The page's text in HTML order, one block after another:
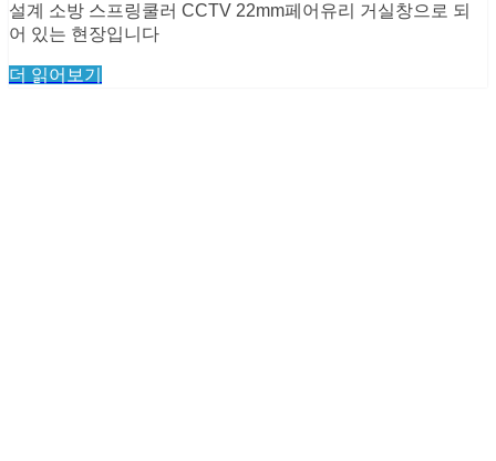
설계 소방 스프링쿨러 CCTV 22mm페어유리 거실창으로 되
어 있는 현장입니다
더 읽어보기